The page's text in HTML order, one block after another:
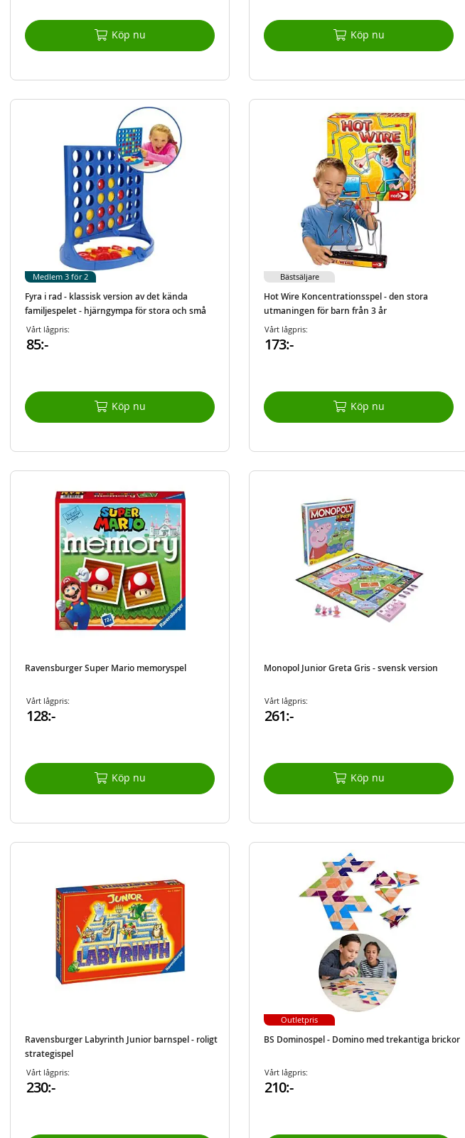
Köp nu Köp nu
Fyra i rad - klassisk version av det kända
familjespelet - hjärngympa för stora och små
Vårt lågpris:
85:-
Köp nu
Medlem 3 för 2
Hot Wire Koncentrationsspel - den stora
utmaningen för barn från 3 år
Vårt lågpris:
173:-
Köp nu
Bästsäljare
Ravensburger Super Mario memoryspel
Vårt lågpris:
128:-
Köp nu
Monopol Junior Greta Gris - svensk version
Vårt lågpris:
261:-
Köp nu
Ravensburger Labyrinth Junior barnspel - roligt
strategispel
Vårt lågpris:
230:-
BS Dominospel - Domino med trekantiga brickor
Vårt lågpris:
210:-
Outletpris